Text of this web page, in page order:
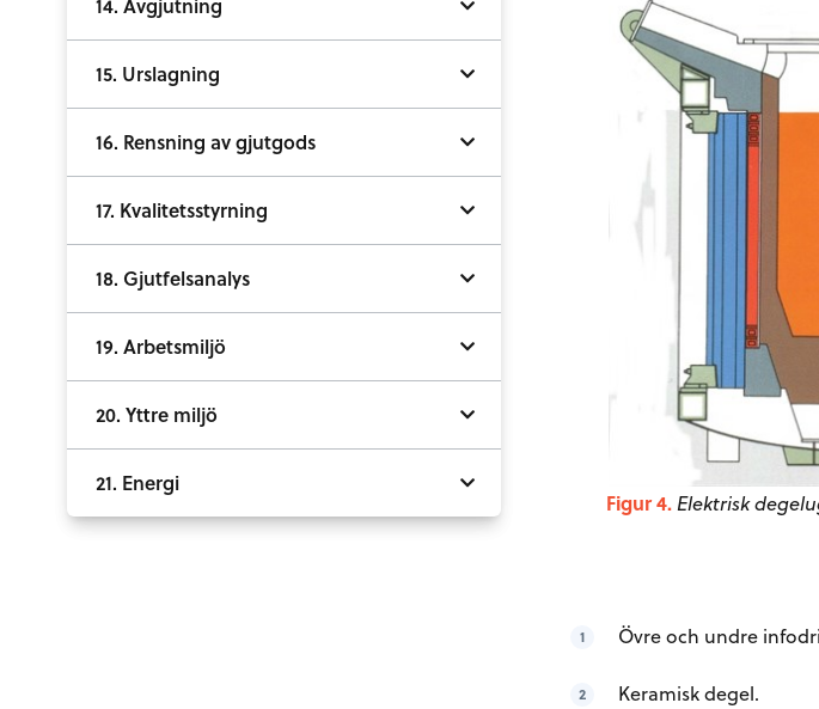
15. Urslagning
16. Rensning av gjutgods
17. Kvalitetsstyrning
18. Gjutfelsanalys
19. Arbetsmiljö
20. Yttre miljö
21. Energi
Figur 4.Elektrisk
Övre och undre
Keramisk degel.